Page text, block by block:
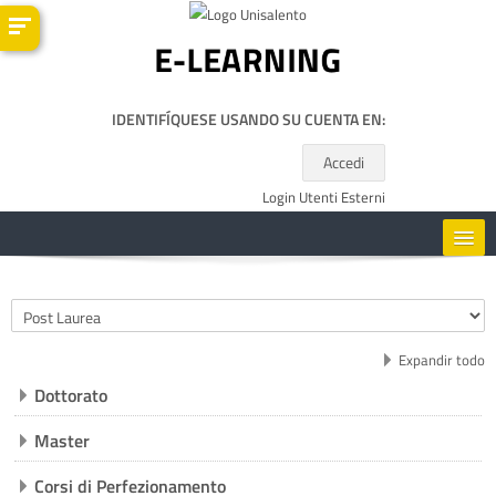
Salta al contenido principal
IDENTIFÍQUESE USANDO SU CUENTA EN:
Accedi
Login Utenti Esterni
RISORSE UTILI
ESPAÑOL - INTERNACIONAL ‎(ES)‎
Categorías
Expandir todo
Dottorato
Master
Corsi di Perfezionamento